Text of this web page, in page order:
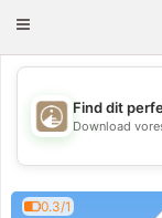
Toggle
💖
Find dit
Download
0.3/1